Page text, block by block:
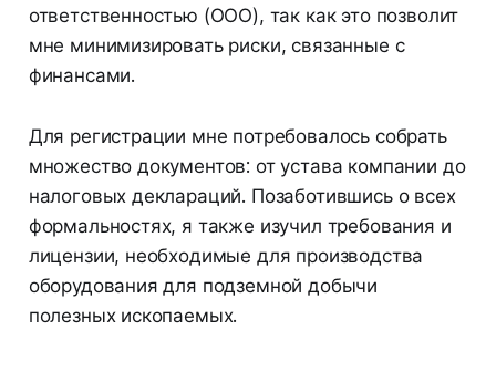
ответственностью (ООО), так как это позволит
мне минимизировать риски, связанные с
финансами.
Для регистрации мне потребовалось собрать
множество документов: от устава компании до
налоговых деклараций. Позаботившись о всех
формальностях, я также изучил требования и
лицензии, необходимые для производства
оборудования для подземной добычи
полезных ископаемых.